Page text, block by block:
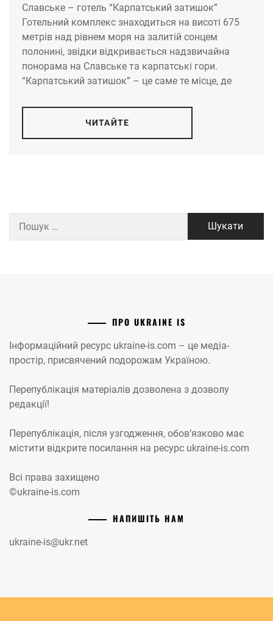
Славське – готель “Карпатський затишок”
Готельний комплекс знаходиться на висоті 675
метрів над рівнем моря на залитій сонцем
полонині, звідки відкривається надзвичайна
понорама на Славське та карпатські гори.
“Карпатський затишок” – це саме те місце, де
ЧИТАЙТЕ
ПРО UKRAINE IS
Інформаційний ресурс ukraine-is.com – це медіа-
простір, присвячений подорожам Україною.
Перепублікація матеріалів дозволена з дозволу
редакції!
Перепублікація, після узгодження, обов’язково має
містити відкрите посилання на ресурс ukraine-is.com
Всі права захищено
©ukraine-is.com
НАПИШІТЬ НАМ
ukraine-is@ukr.net